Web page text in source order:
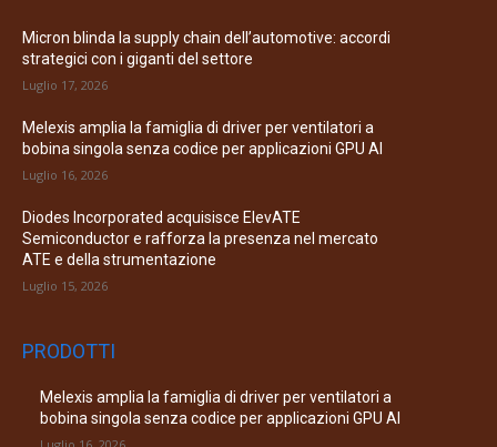
Micron blinda la supply chain dell’automotive: accordi
strategici con i giganti del settore
Luglio 17, 2026
Melexis amplia la famiglia di driver per ventilatori a
bobina singola senza codice per applicazioni GPU AI
Luglio 16, 2026
Diodes Incorporated acquisisce ElevATE
Semiconductor e rafforza la presenza nel mercato
ATE e della strumentazione
Luglio 15, 2026
PRODOTTI
Melexis amplia la famiglia di driver per ventilatori a
bobina singola senza codice per applicazioni GPU AI